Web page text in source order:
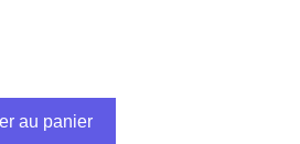
au panier